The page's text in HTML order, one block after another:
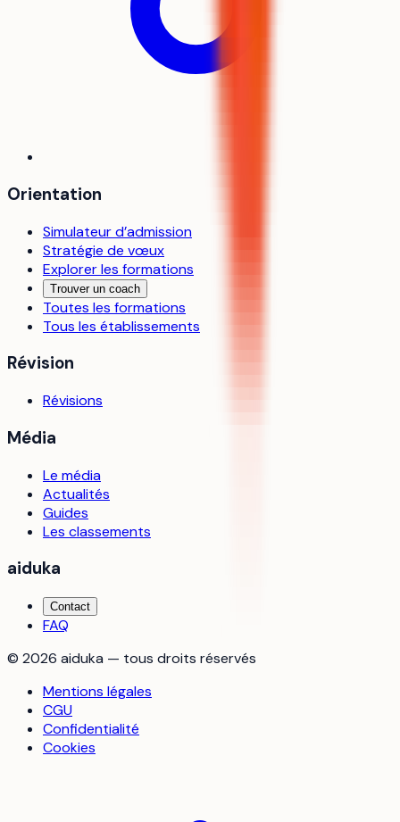
Orientation
Simulateur d’admission
Stratégie de vœux
Explorer les formations
Trouver un coach
Toutes les formations
Tous les établissements
Révision
Révisions
Média
Le média
Actualités
Guides
Les classements
aiduka
Contact
FAQ
© 2026 aiduka — tous droits réservés
Mentions légales
CGU
Confidentialité
Cookies